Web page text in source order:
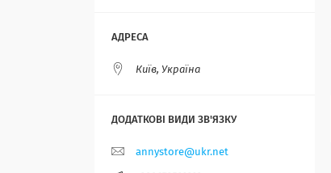
Київ, Україна
annystore@ukr.net